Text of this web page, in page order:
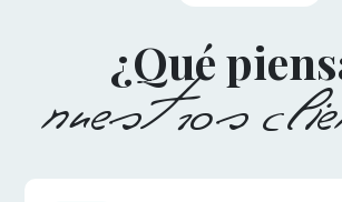
¿Qué
nuestros